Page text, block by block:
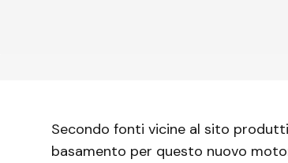
Secondo fonti vicine al sito
basamento per questo nuovo